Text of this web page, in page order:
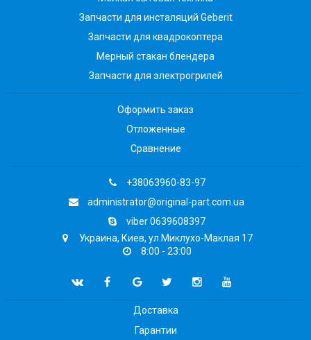
Запчасти для инсталяций Geberit
Запчасти для квадрокоптера
Мерный стакан блендера
Запчасти для электрогрилей
Оформить заказ
Отложенные
Сравнение
+38063960-83-97
administrator@original-part.com.ua
viber 0639608397
Украина, Киев, ул.Миклухо-Маклая 17
8:00 - 23:00
Доставка
Гарантии